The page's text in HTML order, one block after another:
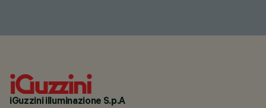
iGuzzini illuminazione S.p.A